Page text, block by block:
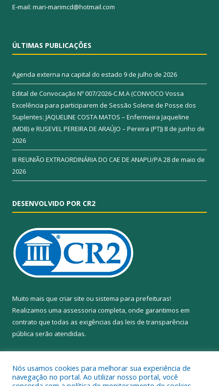
E-mail: mari-marimcd@hotmail.com
ÚLTIMAS PUBLICAÇÕES
Agenda externa na capital do estado 9 de julho de 2026
Edital de Convocação Nº 007/2026-C.M.A (CONVOCO Vossa
Excelência para participarem de Sessão Solene de Posse dos
Suplentes: JAQUELINE COSTA MATOS – Enfermeira Jaqueline
(MDB) e RUSEVEL PEREIRA DE ARAÚJO – Pereira (PT)) 8 de junho de
2026
III REUNIÃO EXTRAORDINÁRIA DO CAE DE ANAPU/PA28 de maio de
2026
DESENVOLVIDO POR CR2
Muito mais que criar site ou sistema para prefeituras!
Realizamos uma assessoria completa, onde garantimos em
contrato que todas as exigências das leis de transparência
pública serão atendidas.
Nós usamos cookies para melhorar sua experiência de
navegação no portal. Ao utilizar nosso portal, você